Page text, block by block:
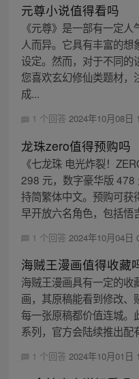
元尊小说值得看吗
《元尊》是一部有一定
人而异。它具有丰富的想
设定。然而，对于不同的
您喜欢玄幻修仙类题材，
成...
1 个回答 2024年10月08日
龙珠zero值得预购吗
《七龙珠 电光炸裂！
298 元，数字豪华版 478
持简繁体中文。预购可获
早开放六名角色，包括悟
1 个回答 2024年10月04日
海贼王漫画值得收藏
海贼王漫画具有一定的收
画，其原稿能看到修改、
每一张原稿都价值连城。
系列，官方会陆续推出配
1 个回答 2024年10月01日